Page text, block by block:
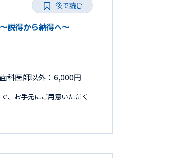
説得から納得へ～
科医師以外：6,000円
、お手元にご用意いただく
後で読む